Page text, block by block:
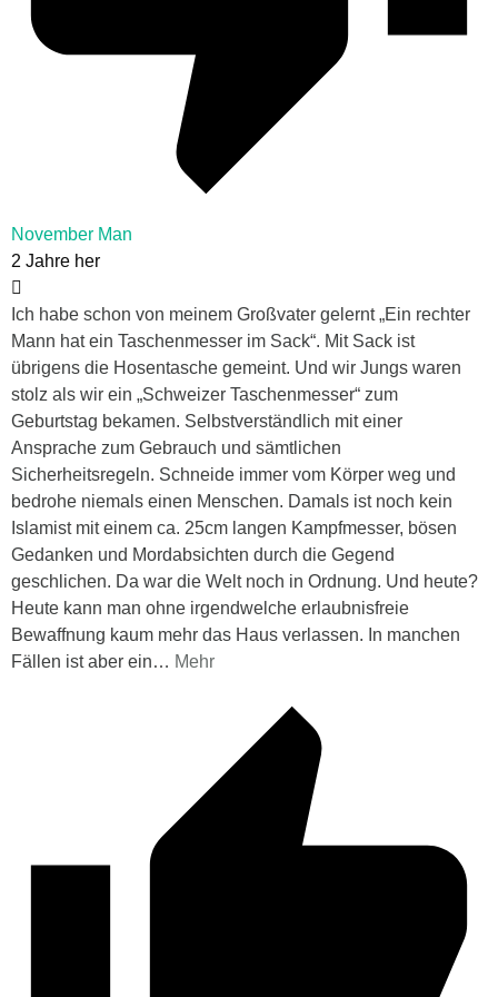
November Man
2 Jahre her
Ich habe schon von meinem Großvater gelernt „Ein rechter
Mann hat ein Taschenmesser im Sack“. Mit Sack ist
übrigens die Hosentasche gemeint. Und wir Jungs waren
stolz als wir ein „Schweizer Taschenmesser“ zum
Geburtstag bekamen. Selbstverständlich mit einer
Ansprache zum Gebrauch und sämtlichen
Sicherheitsregeln. Schneide immer vom Körper weg und
bedrohe niemals einen Menschen. Damals ist noch kein
Islamist mit einem ca. 25cm langen Kampfmesser, bösen
Gedanken und Mordabsichten durch die Gegend
geschlichen. Da war die Welt noch in Ordnung. Und heute?
Heute kann man ohne irgendwelche erlaubnisfreie
Bewaffnung kaum mehr das Haus verlassen. In manchen
Fällen ist aber ein… Mehr